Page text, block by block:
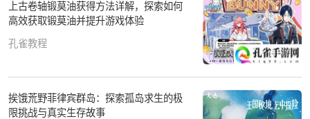
上古卷轴锻莫油获得方法详解，探索如何
高效获取锻莫油并提升游戏体验
孔雀教程
挨饿荒野菲律宾群岛：探索孤岛求生的极
限挑战与真实生存故事